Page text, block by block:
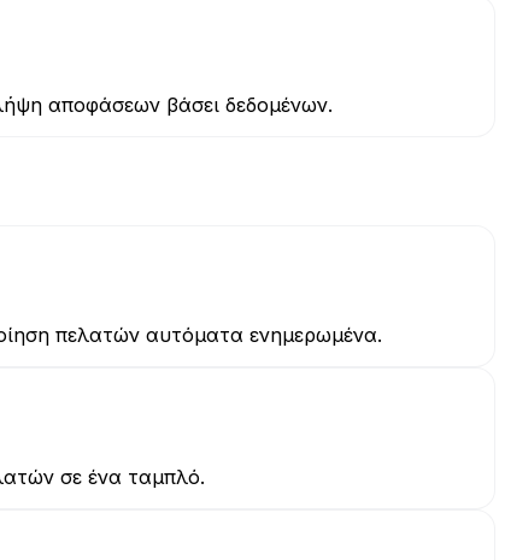
αποφάσεων βάσει δεδομένων.
πελατών αυτόματα ενημερωμένα.
σε ένα ταμπλό.